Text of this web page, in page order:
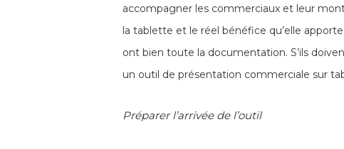
accompagner les commerciaux et leur
la tablette et le réel bénéfice qu’elle
ont bien toute la documentation. S’ils
un outil de présentation commerciale sur
Préparer l’arrivée de l’outil